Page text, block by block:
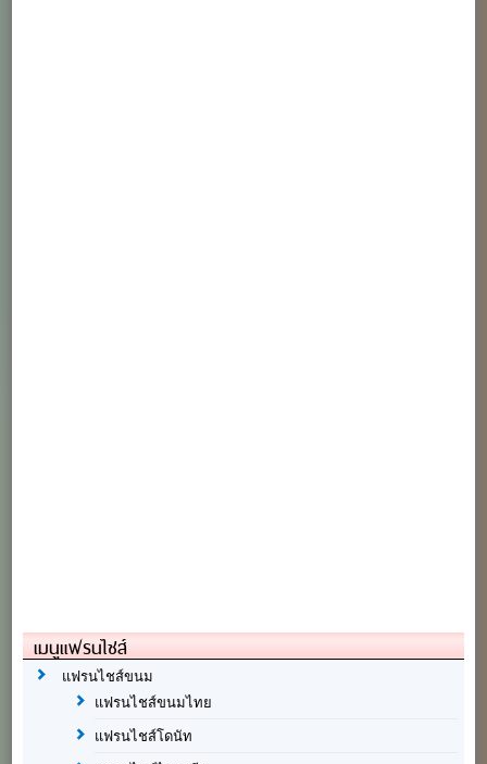
เมนูแฟรนไชส์
แฟรนไชส์ขนม
แฟรนไชส์ขนมไทย
แฟรนไชส์โดนัท